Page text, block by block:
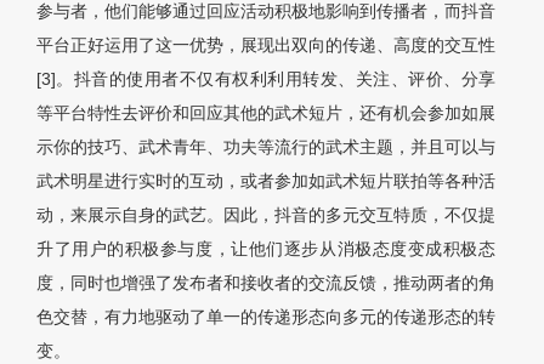
参与者，他们能够通过回应活动积极地影响到传播者，而抖音
平台正好运用了这一优势，展现出双向的传递、高度的交互性
[3]。抖音的使用者不仅有权利利用转发、关注、评价、分享
等平台特性去评价和回应其他的武术短片，还有机会参加如展
示你的技巧、武术青年、功夫等流行的武术主题，并且可以与
武术明星进行实时的互动，或者参加如武术短片联拍等各种活
动，来展示自身的武艺。因此，抖音的多元交互特质，不仅提
升了用户的积极参与度，让他们逐步从消极态度变成积极态
度，同时也增强了发布者和接收者的交流反馈，推动两者的角
色交替，有力地驱动了单一的传递形态向多元的传递形态的转
变。